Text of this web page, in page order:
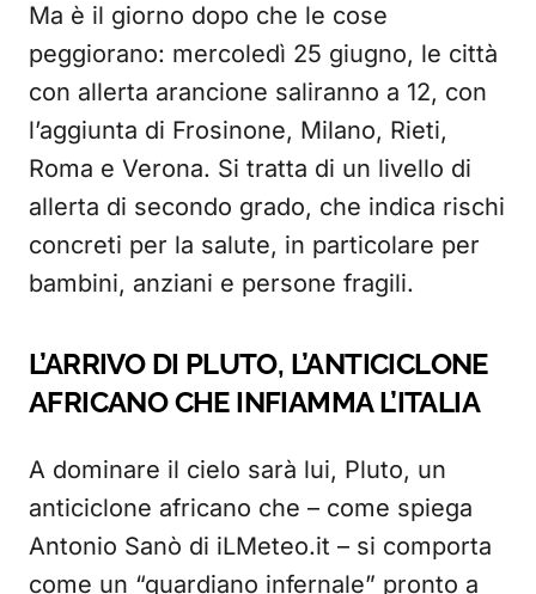
Ma è il giorno dopo che le cose
peggiorano: mercoledì 25 giugno, le città
con allerta arancione saliranno a 12, con
l’aggiunta di Frosinone, Milano, Rieti,
Roma e Verona. Si tratta di un livello di
allerta di secondo grado, che indica rischi
concreti per la salute, in particolare per
bambini, anziani e persone fragili.
L’ARRIVO DI PLUTO, L’ANTICICLONE
AFRICANO CHE INFIAMMA L’ITALIA
A dominare il cielo sarà lui, Pluto, un
anticiclone africano che – come spiega
Antonio Sanò di iLMeteo.it – si comporta
come un “guardiano infernale” pronto a